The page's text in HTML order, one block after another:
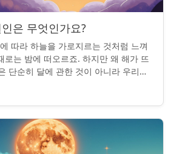
은 무엇인가요?
따라 하늘을 가로지르는 것처럼 느껴
로는 밤에 떠오르죠. 하지만 왜 해가 뜨
단순히 달에 관한 것이 아니라 우리에
:...